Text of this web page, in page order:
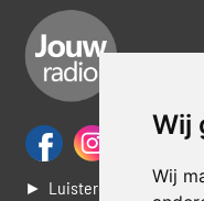
Wij
Wij
► Luisteren naar